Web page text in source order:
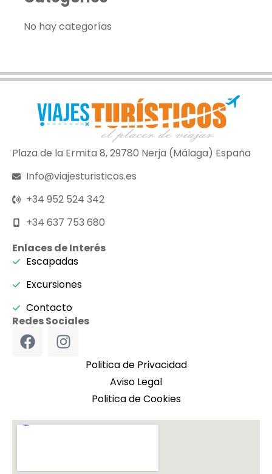
No hay categorías
Plaza de la Ermita 8, 29780 Nerja (Málaga) España
Info@viajesturisticos.es
+34 952 524 342
+34 637 753 680
Enlaces de Interés
Escapadas
Excursiones
Contacto
Redes Sociales
Politica de Privacidad
Aviso Legal
Politica de Cookies